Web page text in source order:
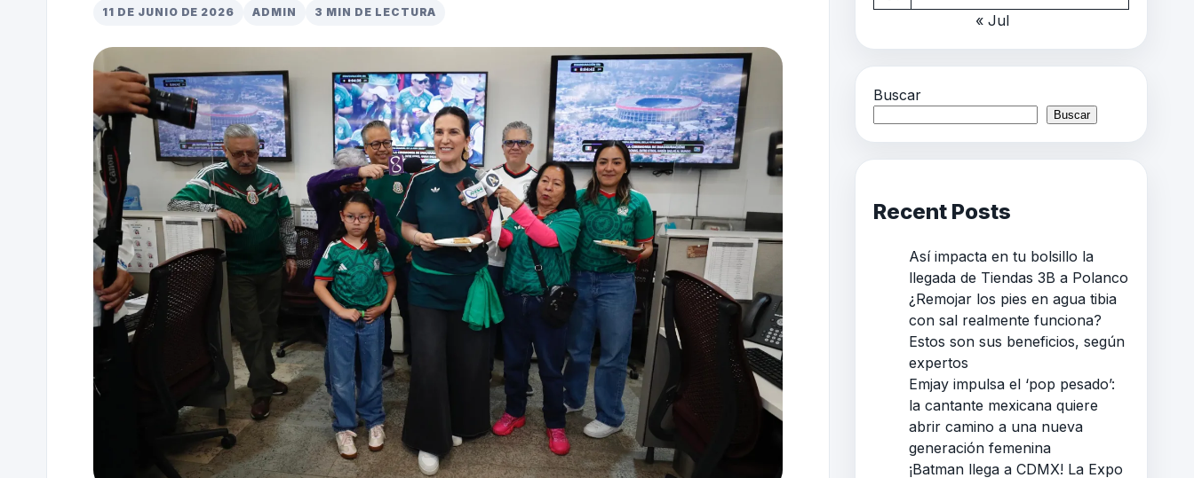
11 DE JUNIO DE 2026 ADMIN 3 MIN DE LECTURA
« Jul
Buscar
Buscar
Recent Posts
Así impacta en tu bolsillo la
llegada de Tiendas 3B a Polanco
¿Remojar los pies en agua tibia
con sal realmente funciona?
Estos son sus beneficios, según
expertos
Emjay impulsa el ‘pop pesado’:
la cantante mexicana quiere
abrir camino a una nueva
generación femenina
¡Batman llega a CDMX! La Expo